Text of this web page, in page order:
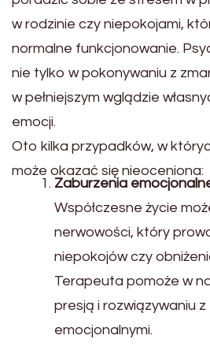
w rodzinie czy niepokojami,
normalne funkcjonowanie.
nie tylko w pokonywaniu z
w pełniejszym wglądzie
emocji.
Oto kilka przypadków, w
może okazać się nieoceniona:
Zaburzenia
Współczesne życie
nerwowości, który
niepokojów czy
Terapeuta pomoże w
presją i rozwiązywaniu
emocjonalnymi.